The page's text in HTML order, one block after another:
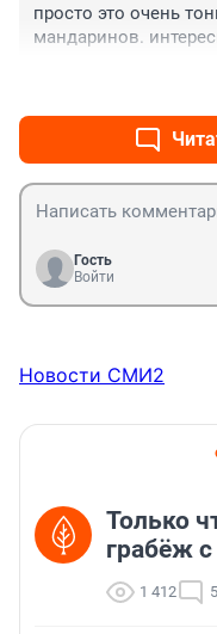
просто это очень
мандаринов.
Гость
Войти
Новости СМИ2
Только
грабёж
1 412